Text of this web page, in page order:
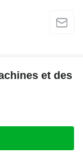
et des